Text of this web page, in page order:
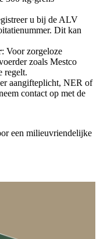
u bij de ALV
Dit kan
: Voor zorgeloze
zoals Mestco
regelt.
aangifteplicht, NER of
contact op met de
een milieuvriendelijke